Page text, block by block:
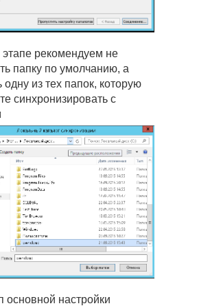
рекомендуем не
папку по умолчанию, а
одну из тех папок, которую
синхронизировать с
настройки